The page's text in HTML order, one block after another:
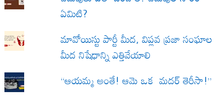
ఏమిటి?
మావోయిస్టు పార్టీ మీద, విప్లవ ప్రజా సంఘాల
మీద నిషేధాన్ని ఎత్తివేయాలి
“ఆయమ్మ అంతే! ఆమె ఒక మదర్ తెరీసా!”